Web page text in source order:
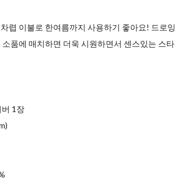
렵 이불로 한여름까지 사용하기 좋아요! 드로잉
품에 매치하면 더욱 시원하면서 센스있는 스타
버 1장